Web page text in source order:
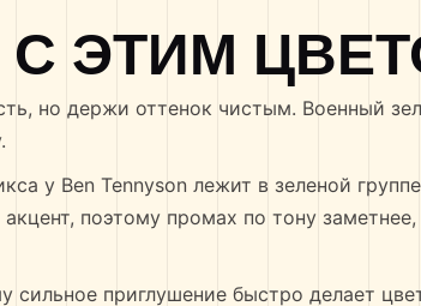
С ЭТИМ
но держи оттенок чистым. Военный
у Ben Tennyson лежит в зеленой
поэтому промах по тону
сильное приглушение быстро делает